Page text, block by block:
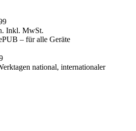
Inkl. MwSt.
– für alle Geräte
national, internationaler